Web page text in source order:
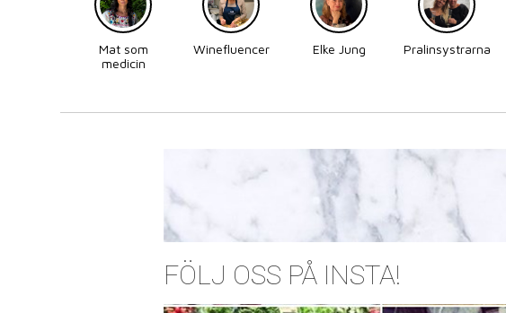
Mat som
medicin
Winefluencer Elke Jung Pralinsystrarna
FÖLJ OSS PÅ INSTA!